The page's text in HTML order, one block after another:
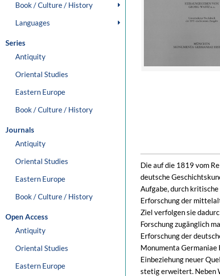
Book / Culture / History
Languages
Series
Antiquity
Oriental Studies
Eastern Europe
Book / Culture / History
Journals
Antiquity
Oriental Studies
Eastern Europe
Book / Culture / History
Open Access
Antiquity
Oriental Studies
Eastern Europe
Die auf die 1819 vom
deutsche
Aufgabe, durch
Erforschung der
Ziel verfolgen sie
Forschung zugänglich
Erforschung der
Monumenta Germaniae
Einbeziehung neuer
stetig erweitert. Neben